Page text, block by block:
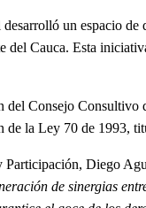
un espacio de
del Cauca. Esta
del Consejo Consultivo
de la Ley 70 de 1993,
Diego
de sinergias